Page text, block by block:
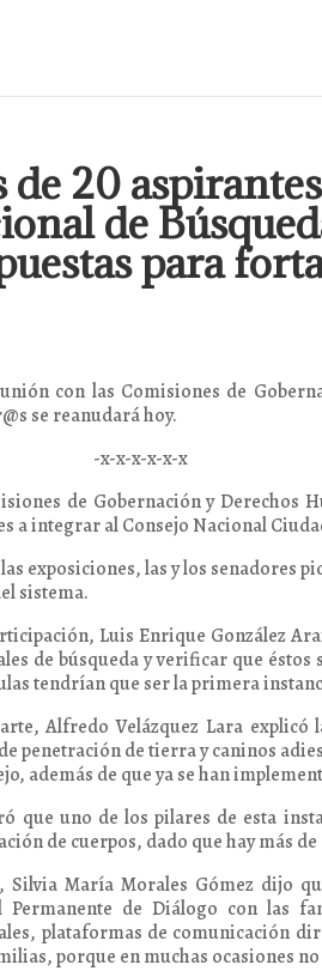
de 20
de
para
con las Comisiones de
se reanudará hoy.
x-x-x-x
de Gobernación y Derechos
a integrar al Consejo Nacional
exposiciones, las y los senadores
sistema.
Luis Enrique González
de búsqueda y verificar que
tendrían que ser la primera
Alfredo Velázquez Lara
penetración de tierra y caninos
además de que ya se han
que uno de los pilares de esta
de cuerpos, dado que hay más
Silvia María Morales Gómez dijo
Permanente de Diálogo con las
plataformas de comunicación
porque en muchas ocasiones